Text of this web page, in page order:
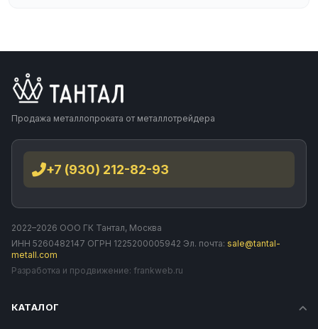
Продажа металлопроката от металлотрейдера
+7 (930) 212-82-93
2022–2026 ООО ГК Тантал, Москва
ИНН 5260482147 ОГРН 1225200005942 Эл. почта: sale@tantal-
metall.com
Разработка и продвижение: frankweb.ru
КАТАЛОГ